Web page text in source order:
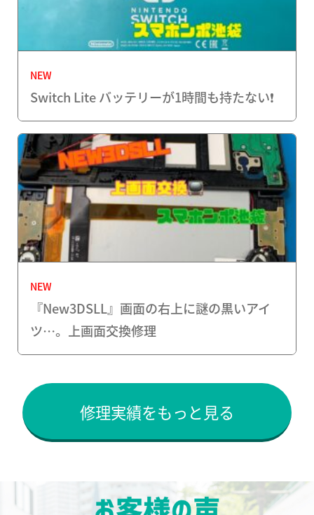
NEW
Switch Lite バッテリーが1時間も持たない❗️
NEW
『New3DSLL』画面の右上に謎の黒いアイ
ツ…。上画面交換修理
修理実績をもっと見る